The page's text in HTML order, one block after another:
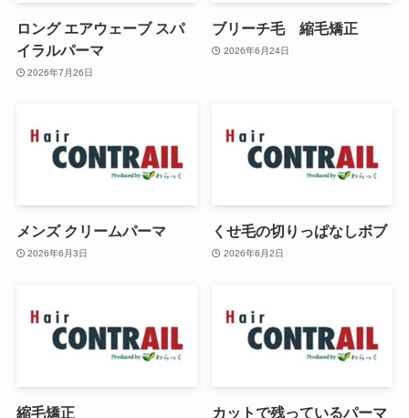
ロング エアウェーブ スパ
イラルパーマ
2026年7月26日
ブリーチ毛 縮毛矯正
2026年6月24日
メンズ クリームパーマ
2026年6月3日
くせ毛の切りっぱなしボブ
2026年6月2日
縮毛矯正
カットで残っているパーマ